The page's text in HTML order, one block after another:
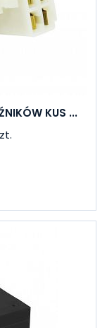
KUS ...